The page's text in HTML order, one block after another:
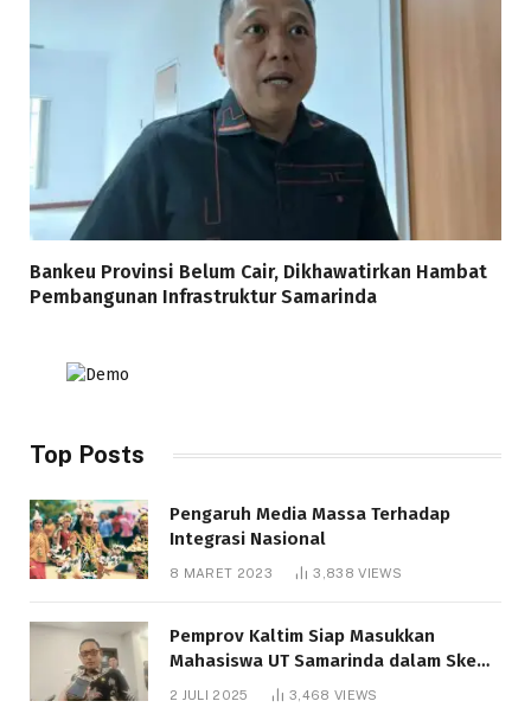
Bankeu Provinsi Belum Cair, Dikhawatirkan Hambat
Pembangunan Infrastruktur Samarinda
Top Posts
Pengaruh Media Massa Terhadap
Integrasi Nasional
8 MARET 2023 3,838VIEWS
Pemprov Kaltim Siap Masukkan
Mahasiswa UT Samarinda dalam Skema
Bantuan Pendidikan Gratispol
2 JULI 2025 3,468 VIEWS